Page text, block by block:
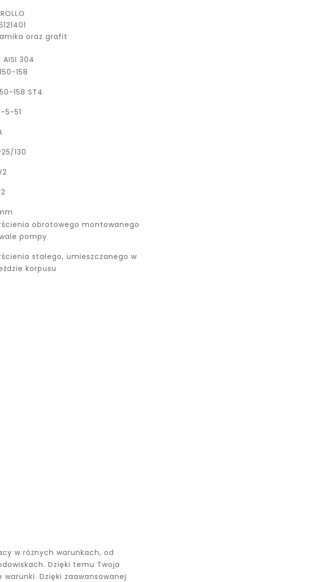
oraz grafit
304
158
158 ST4
5-51
130
obrotowego montowanego
pompy
stałego, umieszczanego w
korpusu
w różnych warunkach, od
Dzięki temu Twoja
Dzięki zaawansowanej